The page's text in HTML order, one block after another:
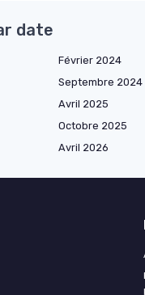
date
Février 2024
Septembre 2024
Avril 2025
Octobre 2025
Avril 2026